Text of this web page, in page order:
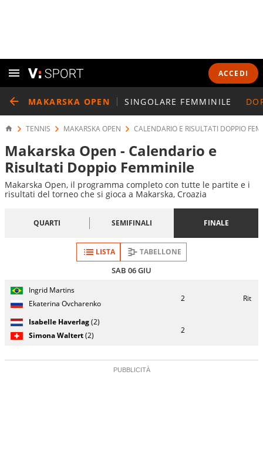
ACCEDI
MAKARSKA OPEN SINGOLARE FEMMINILE
TENNIS MAKARSKA OPEN CALENDARIO E RISULTATI DOPPIO
Makarska Open - Calendario e
Risultati Doppio Femminile
Makarska Open, il programma completo con tutte le partite e i
risultati del torneo che si gioca a Makarska, Croazia
QUARTI SEMIFINALI FINALE
LISTA TABELLONE
SAB 06 GIU
Nazionalità
Giocatore
(posizione
testa di
partita
Ingrid Martins
2
Rit
Ekaterina Ovcharenko
Isabelle Haverlag(2)
2
Simona Waltert(2)